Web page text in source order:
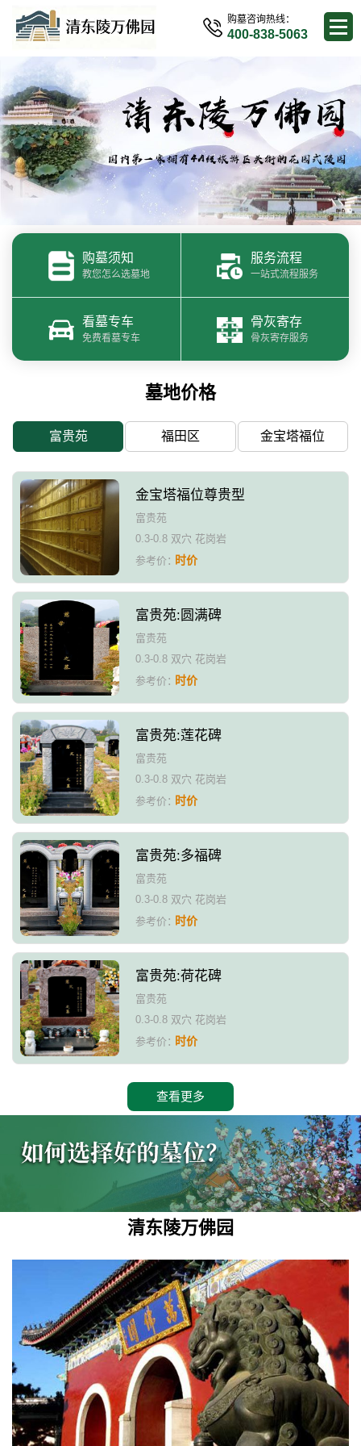
购墓咨询热线：
400-838-5063
购墓须知
教您怎么选墓地
服务流程
一站式流程服务
看墓专车
免费看墓专车
骨灰寄存
骨灰寄存服务
墓地价格
富贵苑 福田区 金宝塔福位
金宝塔福位尊贵型
富贵苑
0.3-0.8 双穴 花岗岩
参考价：时价
富贵苑:圆满碑
富贵苑
0.3-0.8 双穴 花岗岩
参考价：时价
富贵苑:莲花碑
富贵苑
0.3-0.8 双穴 花岗岩
参考价：时价
富贵苑:多福碑
富贵苑
0.3-0.8 双穴 花岗岩
参考价：时价
富贵苑:荷花碑
富贵苑
0.3-0.8 双穴 花岗岩
参考价：时价
查看更多
清东陵万佛园